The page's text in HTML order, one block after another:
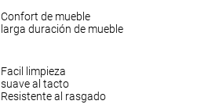
Confort de mueble
larga duración de mueble
Facil limpieza
suave al tacto
Resistente al rasgado